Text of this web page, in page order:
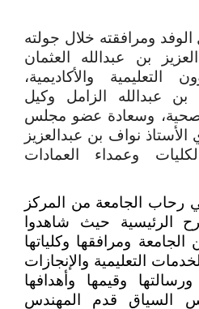
ومرافقته خلال جولته
بن عبدالله العثمان
والأكاديمية،
بن عبدالله الزامل وكيل
وسعادة عضو مجلس
الأستاذ نواف بن عبدالعزيز
وعمداء العمادات
رحاب الجامعة من المركز
الرئيسية حيث شاهدوا
ومرافقها وكلياتها
التعليمية والإنجازات
وقيمها وأهدافها
السياق قدم المهندس